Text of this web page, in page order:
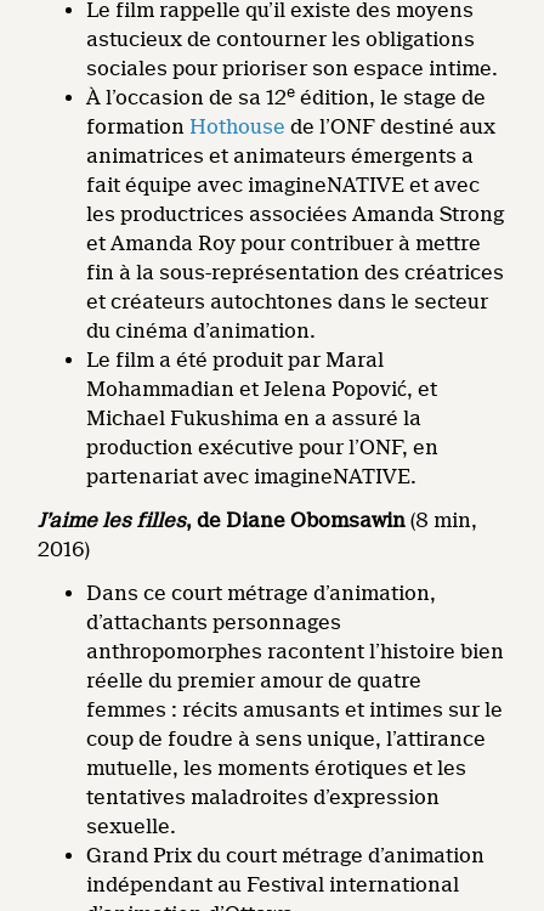
Le film rappelle qu’il existe des moyens
astucieux de contourner les obligations
sociales pour prioriser son espace intime.
À l’occasion de sa 12e édition, le stage de
formation Hothouse de l’ONF destiné aux
animatrices et animateurs émergents a
fait équipe avec imagineNATIVE et avec
les productrices associées Amanda Strong
et Amanda Roy pour contribuer à mettre
fin à la sous-représentation des créatrices
et créateurs autochtones dans le secteur
du cinéma d’animation.
Le film a été produit par Maral
Mohammadian et Jelena Popović, et
Michael Fukushima en a assuré la
production exécutive pour l’ONF, en
partenariat avec imagineNATIVE.
J’aime les filles, de Diane Obomsawin(8 min,
2016)
Dans ce court métrage d’animation,
d’attachants personnages
anthropomorphes racontent l’histoire bien
réelle du premier amour de quatre
femmes : récits amusants et intimes sur le
coup de foudre à sens unique, l’attirance
mutuelle, les moments érotiques et les
tentatives maladroites d’expression
sexuelle.
Grand Prix du court métrage d’animation
indépendant au Festival international